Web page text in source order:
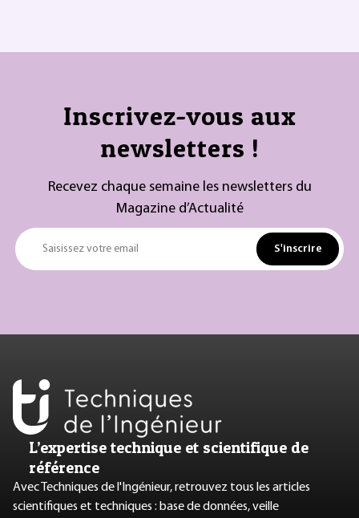
Inscrivez-vous aux
newsletters !
Recevez chaque semaine les newsletters du
Magazine d’Actualité
Saisissez votre email S'inscrire
L’expertise technique et scientifique de
référence
Avec Techniques de l'Ingénieur, retrouvez tous les articles
scientifiques et techniques : base de données, veille